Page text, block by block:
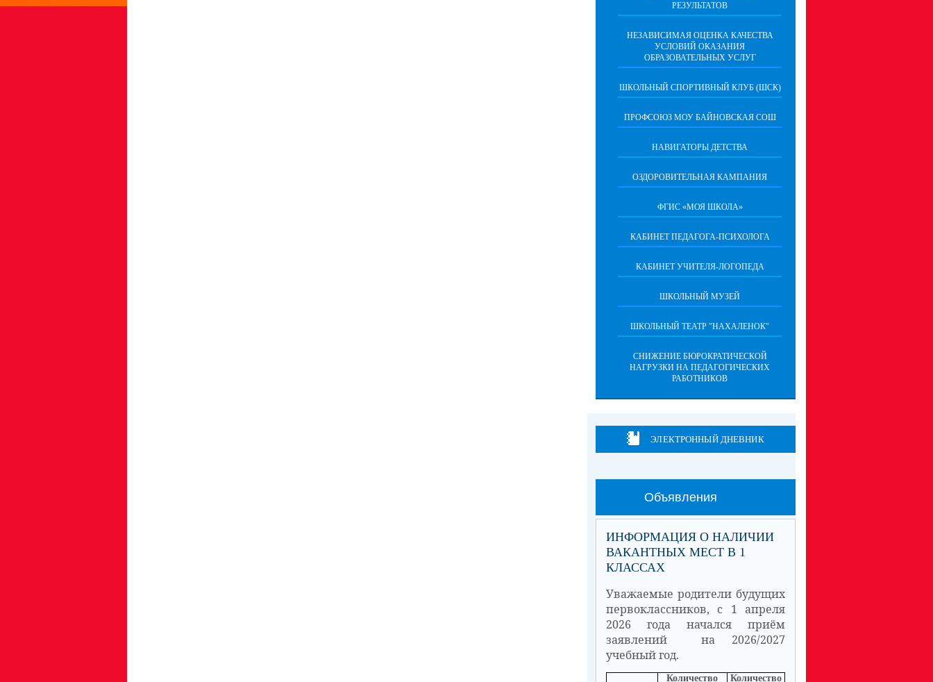
РЕЗУЛЬТАТОВ
НЕЗАВИСИМАЯ ОЦЕНКА КАЧЕСТВА
УСЛОВИЙ ОКАЗАНИЯ
ОБРАЗОВАТЕЛЬНЫХ УСЛУГ
ШКОЛЬНЫЙ СПОРТИВНЫЙ КЛУБ (ШСК)
ПРОФСОЮЗ МОУ БАЙНОВСКАЯ СОШ
НАВИГАТОРЫ ДЕТСТВА
ОЗДОРОВИТЕЛЬНАЯ КАМПАНИЯ
ФГИС «МОЯ ШКОЛА»
КАБИНЕТ ПЕДАГОГА-ПСИХОЛОГА
КАБИНЕТ УЧИТЕЛЯ-ЛОГОПЕДА
ШКОЛЬНЫЙ МУЗЕЙ
ШКОЛЬНЫЙ ТЕАТР "НАХАЛЕНОК"
СНИЖЕНИЕ БЮРОКРАТИЧЕСКОЙ
НАГРУЗКИ НА ПЕДАГОГИЧЕСКИХ
РАБОТНИКОВ
ЭЛЕКТРОННЫЙ ДНЕВНИК
Объявления
ИНФОРМАЦИЯ О НАЛИЧИИ
ВАКАНТНЫХ МЕСТ В 1
КЛАССАХ
Уважаемые родители будущих
первоклассников, с 1 апреля
2026 года начался приём
заявлений на 2026/2027
учебный год.
Количество
Количество